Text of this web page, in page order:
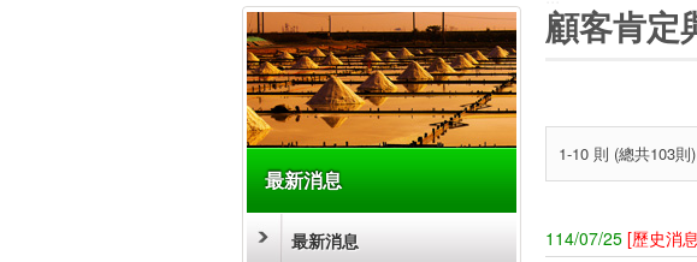
最新消息
最新消息
顧客肯定
1-10 則 (總共103則)
114/07/25 [歷史消